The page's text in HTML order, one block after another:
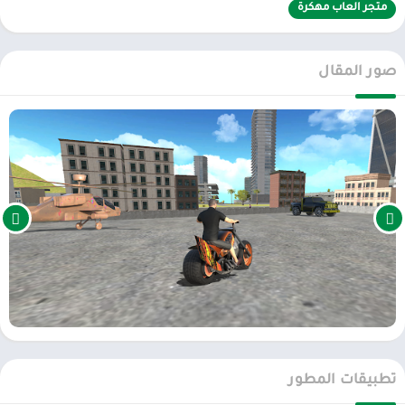
حروب التطهير لكسب الفوائد في المدينة. سيكون الأمر صعبًا من خلال
منظمة مافيا وتصبح سيد هذه المدينة. وسوف تستخدم أسلحة قوية
التحكم في جميع الأنشطة هنا. اربح المعارك النارية بين منظمات
العصابات وكن قائد المدينة.
الان عبر موقعنا PlaYalandroiD متجر بلاي ، android store يمكنكم تحميل
العاب مهكرة ، تطبيقات اندرويد بريميوم ، مجاناً يتم مراجعة الألعاب
والبرامج وتحديثات مستمرة اول بأول على، متجر العاب مهكرة.
متجر العاب مهكرة
صور المقال
تطبيقات المطور